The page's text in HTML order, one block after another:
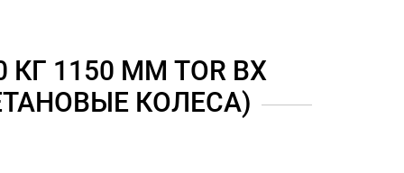
1150 ММ TOR BX
КОЛЕСА)